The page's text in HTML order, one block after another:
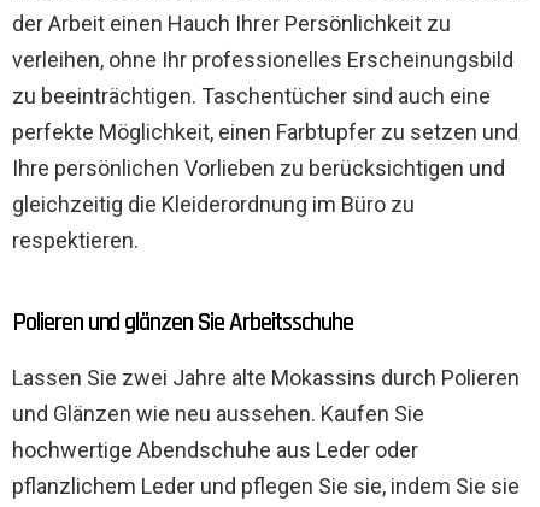
der Arbeit einen Hauch Ihrer Persönlichkeit zu
verleihen, ohne Ihr professionelles Erscheinungsbild
zu beeinträchtigen. Taschentücher sind auch eine
perfekte Möglichkeit, einen Farbtupfer zu setzen und
Ihre persönlichen Vorlieben zu berücksichtigen und
gleichzeitig die Kleiderordnung im Büro zu
respektieren.
Polieren und glänzen Sie Arbeitsschuhe
Lassen Sie zwei Jahre alte Mokassins durch Polieren
und Glänzen wie neu aussehen. Kaufen Sie
hochwertige Abendschuhe aus Leder oder
pflanzlichem Leder und pflegen Sie sie, indem Sie sie